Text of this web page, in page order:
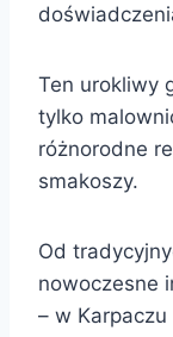
Ten urokliwy
tylko
różnorodne
smakoszy.
Od
nowoczesne
– w